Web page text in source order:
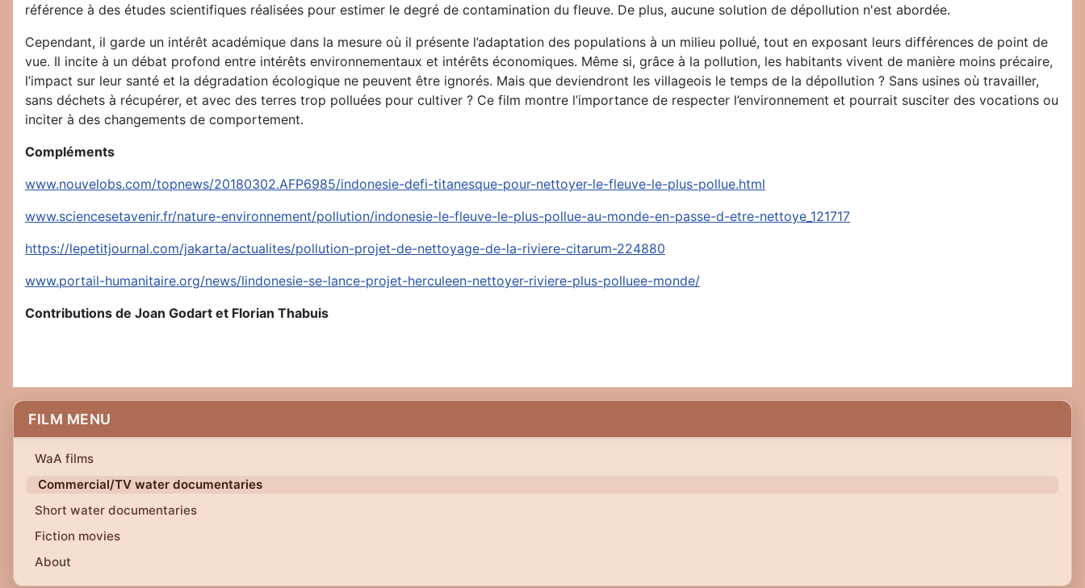
FILM MENU
WaA films
Commercial/TV water documentaries
Short water documentaries
Fiction movies
About
référence à des études scientifiques réalisées pour estimer le degré de contamination du fleuve. De plus, aucune solution de dépollution n'est abordée.
Cependant, il garde un intérêt académique dans la mesure où il présente l’adaptation des populations à un milieu pollué, tout en exposant leurs différences de point de
vue. Il incite à un débat profond entre intérêts environnementaux et intérêts économiques. Même si, grâce à la pollution, les habitants vivent de manière moins précaire,
l’impact sur leur santé et la dégradation écologique ne peuvent être ignorés. Mais que deviendront les villageois le temps de la dépollution ? Sans usines où travailler,
sans déchets à récupérer, et avec des terres trop polluées pour cultiver ? Ce film montre l’importance de respecter l’environnement et pourrait susciter des vocations ou
inciter à des changements de comportement.
Compléments
www.nouvelobs.com/topnews/20180302.AFP6985/indonesie-defi-titanesque-pour-nettoyer-le-fleuve-le-plus-pollue.html
www.sciencesetavenir.fr/nature-environnement/pollution/indonesie-le-fleuve-le-plus-pollue-au-monde-en-passe-d-etre-nettoye_121717
https://lepetitjournal.com/jakarta/actualites/pollution-projet-de-nettoyage-de-la-riviere-citarum-224880
www.portail-humanitaire.org/news/lindonesie-se-lance-projet-herculeen-nettoyer-riviere-plus-polluee-monde/
Contributions de Joan Godart et Florian Thabuis